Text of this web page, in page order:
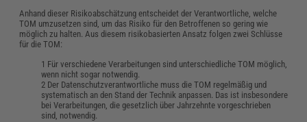
Anhand dieser Risikoabschätzung entscheidet der Verantwortliche, welche
TOM umzusetzen sind, um das Risiko für den Betroffenen so gering wie
möglich zu halten. Aus diesem risikobasierten Ansatz folgen zwei Schlüsse
für die TOM:
Für verschiedene Verarbeitungen sind unterschiedliche TOM möglich,
wenn nicht sogar notwendig.
Der Datenschutzverantwortliche muss die TOM regelmäßig und
systematisch an den Stand der Technik anpassen. Das ist insbesondere
bei Verarbeitungen, die gesetzlich über Jahrzehnte vorgeschrieben
sind, notwendig.